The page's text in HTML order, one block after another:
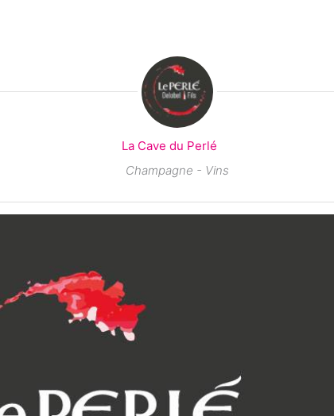
La Cave du Perlé
Champagne - Vins